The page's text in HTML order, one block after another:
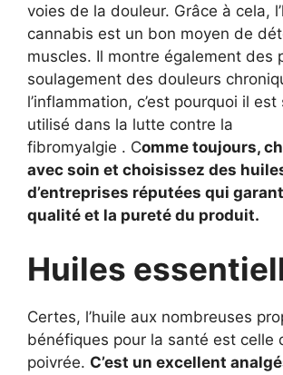
voies de la douleur. Grâce à cela,
cannabis est un bon moyen de
muscles. Il montre également des
soulagement des douleurs
l’inflammation, c’est pourquoi il
utilisé dans la lutte contre la
fibromyalgie . Comme toujours,
avec soin et choisissez des
d’entreprises réputées qui
qualité et la pureté du produit.
Huiles
Certes, l’huile aux nombreuses
bénéfiques pour la santé est celle
poivrée. C’est un excellent